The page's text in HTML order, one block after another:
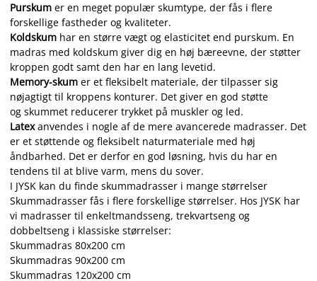
Purskum er en meget populær skumtype, der fås i flere
forskellige fastheder og kvaliteter.
Koldskum har en større vægt og elasticitet end purskum. En
madras med koldskum giver dig en høj bæreevne, der støtter
kroppen godt samt den har en lang levetid.
Memory-skum er et fleksibelt materiale, der tilpasser sig
nøjagtigt til kroppens konturer. Det giver en god støtte
og skummet reducerer trykket på muskler og led.
Latexanvendes i nogle af de mere avancerede madrasser. Det
er et støttende og fleksibelt naturmateriale med høj
åndbarhed. Det er derfor en god løsning, hvis du har en
tendens til at blive varm, mens du sover.
I JYSK kan du finde skummadrasser i mange størrelser
Skummadrasser fås i flere forskellige størrelser. Hos JYSK har
vi madrasser til enkeltmandsseng, trekvartseng og
dobbeltseng i klassiske størrelser:
Skummadras 80x200 cm
Skummadras 90x200 cm
Skummadras 120x200 cm